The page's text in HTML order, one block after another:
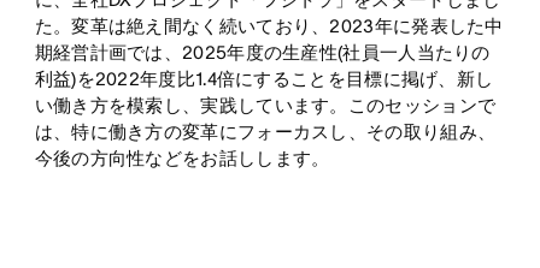
た。変革は絶え間なく続いており、2023年に発表した中
期経営計画では、2025年度の生産性(社員一人当たりの
利益)を2022年度比1.4倍にすることを目標に掲げ、新し
い働き方を模索し、実践しています。このセッションで
は、特に働き方の変革にフォーカスし、その取り組み、
今後の方向性などをお話しします。